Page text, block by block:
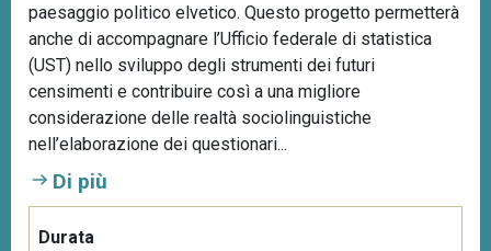
paesaggio politico elvetico. Questo progetto permetterà
anche di accompagnare l’Ufficio federale di statistica
(UST) nello sviluppo degli strumenti dei futuri
censimenti e contribuire così a una migliore
considerazione delle realtà sociolinguistiche
nell’elaborazione dei questionari...
Di più
Durata